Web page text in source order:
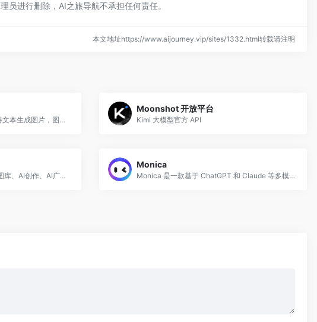
员进行删除，AI之旅导航不承担任何责任。
本文地址https://www.aijourney.vip/sites/1332.html转载请注明
国内专业的ai创作平台，支持文本生成图片，图片风格转换
Moonshot 开放平台
Kimi 大模型官方 API
无界AI，集prompt搜索、AI图库、AI创作、AI广场等为一体。提供一站式AI搜索-创作-交流-分享服务。
Monica
Monica 是一款基于 ChatGPT 和 Claude 等多模型的 AI 全能助手，以浏览器扩展插件形式提供服务，可在任意网页上直接调用 AI 能力，无需切